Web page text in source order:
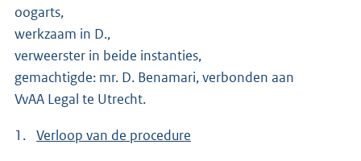
oogarts,
werkzaam in D.,
verweerster in beide instanties,
gemachtigde: mr. D. Benamari, verbonden aan
VvAA Legal te Utrecht.
1. Verloop van de procedure